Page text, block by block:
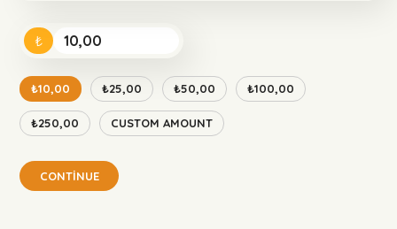
₺
₺10,00 ₺25,00 ₺50,00 ₺100,00
₺250,00 CUSTOM AMOUNT
CONTINUE